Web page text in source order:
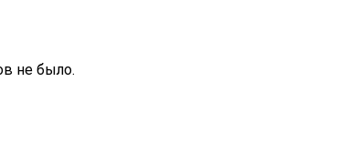
не было.